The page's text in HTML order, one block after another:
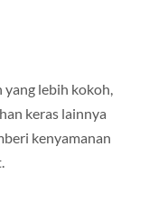
yang lebih kokoh,
keras lainnya
kenyamanan